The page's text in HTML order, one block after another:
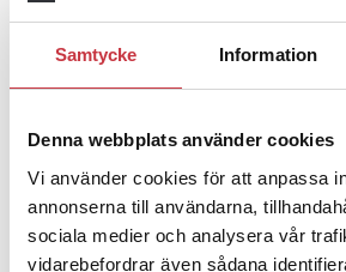
Samtycke Information
Denna webbplats använder cookies
Vi använder cookies för att anpassa
annonserna till användarna,
sociala medier och analysera vår
vidarebefordrar även sådana
förstå att han blev rädd båda
på väg att bli attackerad.
som får oss att antingen fly, frysa
när vi blir attackerade. Jag vet
påverkade mig så att förstå att
men jag minns att jag log stort
upp för mig, säger John och